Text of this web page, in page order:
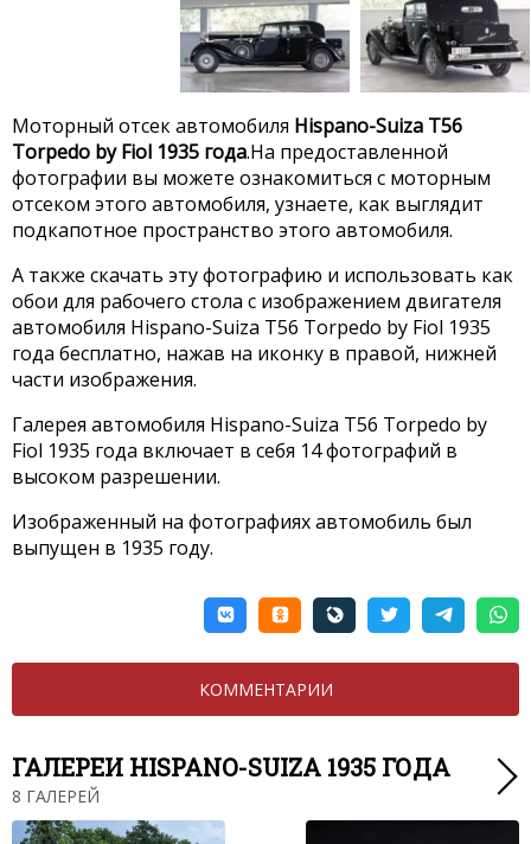
Моторный отсек автомобиля Hispano-Suiza T56
Torpedo by Fiol 1935 года.На предоставленной
фотографии вы можете ознакомиться с моторным
отсеком этого автомобиля, узнаете, как выглядит
подкапотное пространство этого автомобиля.
А также скачать эту фотографию и использовать как
обои для рабочего стола с изображением двигателя
автомобиля Hispano-Suiza T56 Torpedo by Fiol 1935
года бесплатно, нажав на иконку в правой, нижней
части изображения.
Галерея автомобиля Hispano-Suiza T56 Torpedo by
Fiol 1935 года включает в себя 14 фотографий в
высоком разрешении.
Изображенный на фотографиях автомобиль был
выпущен в 1935 году.
КОММЕНТАРИИ
ГАЛЕРЕИ HISPANO-SUIZA 1935 ГОДА
8 ГАЛЕРЕЙ